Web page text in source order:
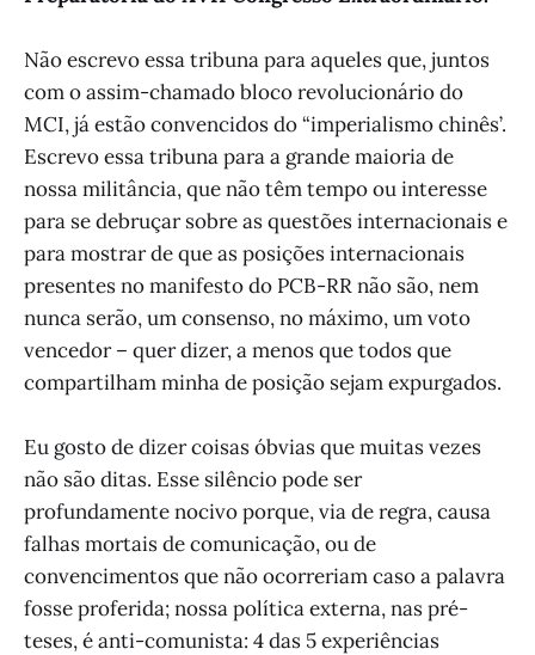
Não escrevo essa tribuna para aqueles que, juntos
com o assim-chamado bloco revolucionário do
MCI, já estão convencidos do “imperialismo chinês’.
Escrevo essa tribuna para a grande maioria de
nossa militância, que não têm tempo ou interesse
para se debruçar sobre as questões internacionais e
para mostrar de que as posições internacionais
presentes no manifesto do PCB-RR não são, nem
nunca serão, um consenso, no máximo, um voto
vencedor – quer dizer, a menos que todos que
compartilham minha de posição sejam expurgados.
Eu gosto de dizer coisas óbvias que muitas vezes
não são ditas. Esse silêncio pode ser
profundamente nocivo porque, via de regra, causa
falhas mortais de comunicação, ou de
convencimentos que não ocorreriam caso a palavra
fosse proferida; nossa política externa, nas pré-
teses, é anti-comunista: 4 das 5 experiências